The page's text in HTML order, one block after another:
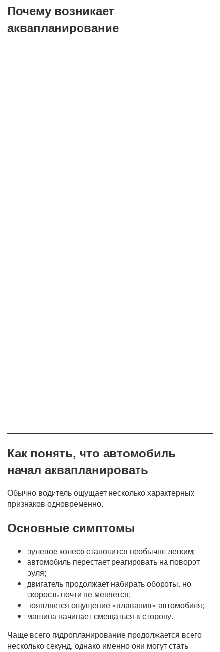
Почему возникает
аквапланирование
Как понять, что автомобиль
начал аквапланировать
Обычно водитель ощущает несколько характерных
признаков одновременно.
Основные симптомы
рулевое колесо становится необычно легким;
автомобиль перестает реагировать на поворот
руля;
двигатель продолжает набирать обороты, но
скорость почти не меняется;
появляется ощущение «плавания» автомобиля;
машина начинает смещаться в сторону.
Чаще всего гидропланирование продолжается всего
несколько секунд, однако именно они могут стать